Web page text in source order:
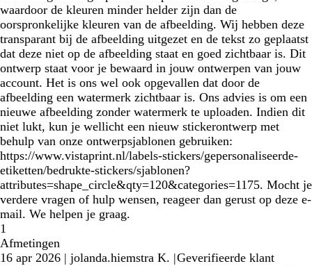
waardoor de kleuren minder helder zijn dan de
oorspronkelijke kleuren van de afbeelding. Wij hebben deze
transparant bij de afbeelding uitgezet en de tekst zo geplaatst
dat deze niet op de afbeelding staat en goed zichtbaar is. Dit
ontwerp staat voor je bewaard in jouw ontwerpen van jouw
account. Het is ons wel ook opgevallen dat door de
afbeelding een watermerk zichtbaar is. Ons advies is om een
nieuwe afbeelding zonder watermerk te uploaden. Indien dit
niet lukt, kun je wellicht een nieuw stickerontwerp met
behulp van onze ontwerpsjablonen gebruiken:
https://www.vistaprint.nl/labels-stickers/gepersonaliseerde-
etiketten/bedrukte-stickers/sjablonen?
attributes=shape_circle&qty=120&categories=1175. Mocht je
verdere vragen of hulp wensen, reageer dan gerust op deze e-
mail. We helpen je graag.
1
Afmetingen
16 apr 2026 | jolanda.hiemstra K. |Geverifieerde klant